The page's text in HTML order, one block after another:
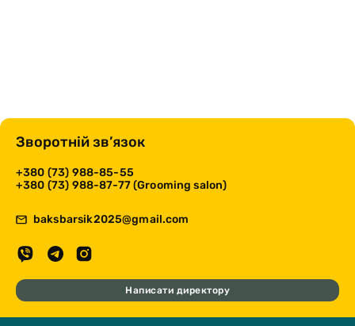
Зворотній зв’язок
+380 (73) 988-85-55
+380 (73) 988-87-77 (Grooming salon)
baksbarsik2025@gmail.com
Написати директору